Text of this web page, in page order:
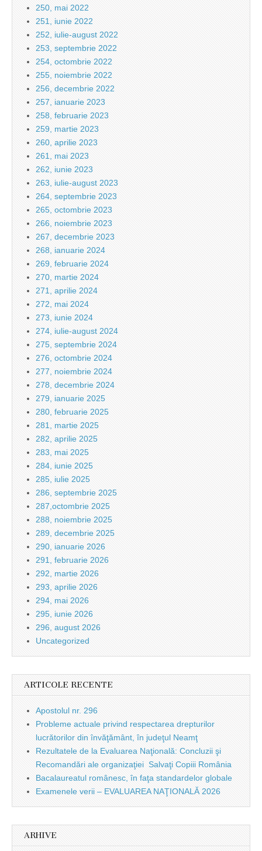
250, mai 2022
251, iunie 2022
252, iulie-august 2022
253, septembrie 2022
254, octombrie 2022
255, noiembrie 2022
256, decembrie 2022
257, ianuarie 2023
258, februarie 2023
259, martie 2023
260, aprilie 2023
261, mai 2023
262, iunie 2023
263, iulie-august 2023
264, septembrie 2023
265, octombrie 2023
266, noiembrie 2023
267, decembrie 2023
268, ianuarie 2024
269, februarie 2024
270, martie 2024
271, aprilie 2024
272, mai 2024
273, iunie 2024
274, iulie-august 2024
275, septembrie 2024
276, octombrie 2024
277, noiembrie 2024
278, decembrie 2024
279, ianuarie 2025
280, februarie 2025
281, martie 2025
282, aprilie 2025
283, mai 2025
284, iunie 2025
285, iulie 2025
286, septembrie 2025
287,octombrie 2025
288, noiembrie 2025
289, decembrie 2025
290, ianuarie 2026
291, februarie 2026
292, martie 2026
293, aprilie 2026
294, mai 2026
295, iunie 2026
296, august 2026
Uncategorized
ARTICOLE RECENTE
Apostolul nr. 296
Probleme actuale privind respectarea drepturilor
lucrătorilor din învăţământ, în judeţul Neamţ
Rezultatele de la Evaluarea Naţională: Concluzii şi
Recomandări ale organizaţiei Salvaţi Copiii România
Bacalaureatul românesc, în faţa standardelor globale
Examenele verii – EVALUAREA NAŢIONALĂ 2026
ARHIVE